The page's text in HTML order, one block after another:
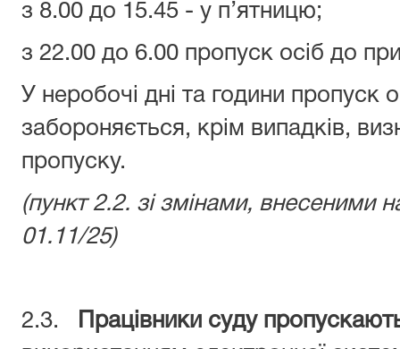
з 8.00 до 15.45 - у п’ятницю;
з 22.00 до 6.00 пропуск осіб до
У неробочі дні та години пропуск
забороняється, крім випадків,
пропуску.
(пункт 2.2. зі змінами,
01.11/25)
2.3.
Працівники суду